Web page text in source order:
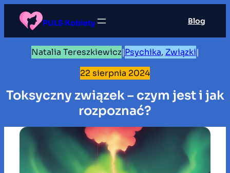
Przejdź
treści
PULS Kobiety Blog
Natalia Tereszkiewicz|Psychika, Związki|
22 sierpnia 2024
Toksyczny związek – czym jest i jak
rozpoznać?